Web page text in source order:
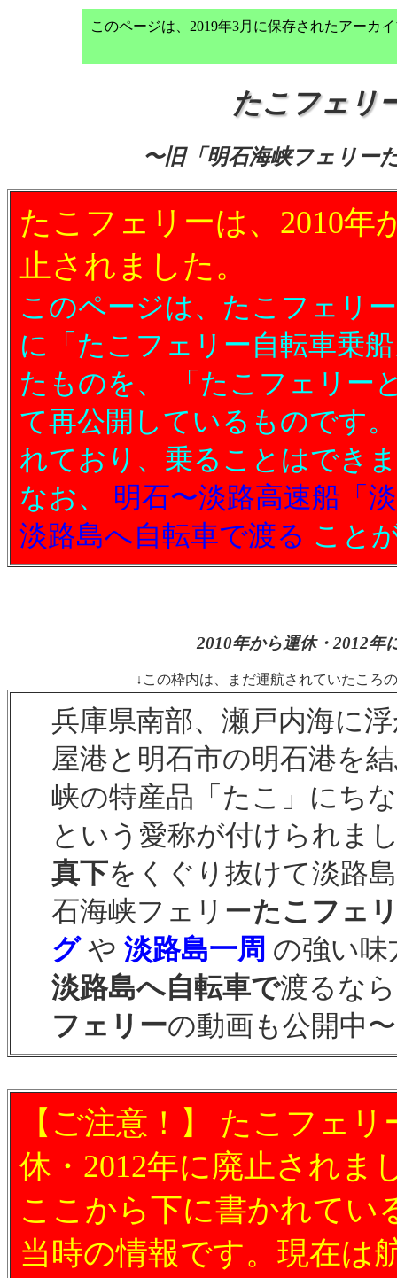
このページは、2019年3月に保存されたアーカ
たこフェリ
〜旧「明石海峡フェリー
たこフェリーは、2010年
止されました。
このページは、たこフェリ
に「たこフェリー自転車乗
たものを、 「たこフェリー
て再公開しているものです
れており、乗ることはでき
なお、 明石〜淡路高速船「
淡路島へ自転車で渡る こと
2010年から運休・2012年
↓この枠内は、まだ運航されていたころ
兵庫県南部、瀬戸内海に
屋港と明石市の明石港を
峡の特産品「たこ」にち
という愛称が付けられま
真下をくぐり抜けて淡路
石海峡フェリーたこフェ
グや 淡路島一周 の強い味
淡路島へ自転車で渡るなら
フェリーの動画も公開中
【ご注意！】 たこフェ
休・2012年に廃止されま
ここから下に書かれてい
当時の情報です。現在は